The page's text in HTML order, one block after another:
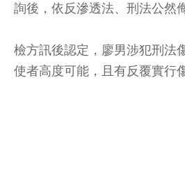
詢後，依反滲透法、刑法公然
檢方訊後認定，廖男涉犯刑法
使者高度可能，且有反覆實行